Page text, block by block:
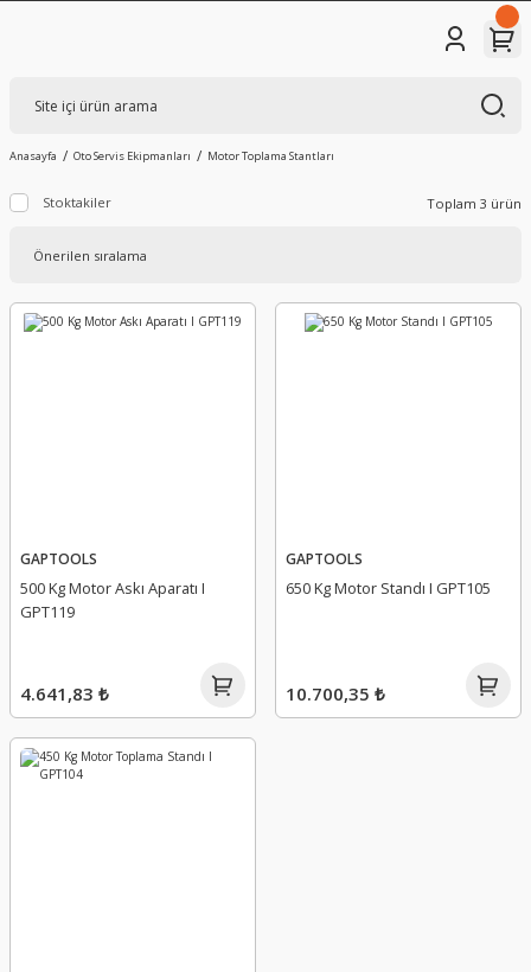
Anasayfa Oto Servis Ekipmanları Motor Toplama Stantları
Stoktakiler Toplam 3 ürün
GAPTOOLS
500 Kg Motor Askı Aparatı I
GPT119
4.641,83 ₺
GAPTOOLS
650 Kg Motor Standı I GPT105
10.700,35 ₺